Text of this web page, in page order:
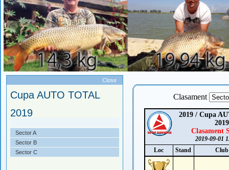
Close
Cupa AUTO TOTAL
2019
Sector A
Sector B
Sector C
Clasament
2019 / Cupa
2019
Clasament
2019-09-01
Loc
Stand Club